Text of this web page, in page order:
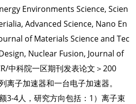
Environments Science, Scien
Advanced Science, Nano En
of Materials Science and Tec
Nuclear Fusion, Journal of
中科院一区期刊发表论文＞200
离子加速器和一台电子加速器。
3-4人，研究方向包括：1）离子束